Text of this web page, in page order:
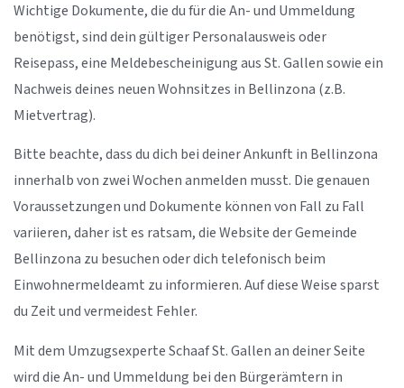
Wichtige Dokumente, die du für die An- und Ummeldung
benötigst, sind dein gültiger Personalausweis oder
Reisepass, eine Meldebescheinigung aus St. Gallen sowie ein
Nachweis deines neuen Wohnsitzes in Bellinzona (z.B.
Mietvertrag).
Bitte beachte, dass du dich bei deiner Ankunft in Bellinzona
innerhalb von zwei Wochen anmelden musst. Die genauen
Voraussetzungen und Dokumente können von Fall zu Fall
variieren, daher ist es ratsam, die Website der Gemeinde
Bellinzona zu besuchen oder dich telefonisch beim
Einwohnermeldeamt zu informieren. Auf diese Weise sparst
du Zeit und vermeidest Fehler.
Mit dem Umzugsexperte Schaaf St. Gallen an deiner Seite
wird die An- und Ummeldung bei den Bürgerämtern in